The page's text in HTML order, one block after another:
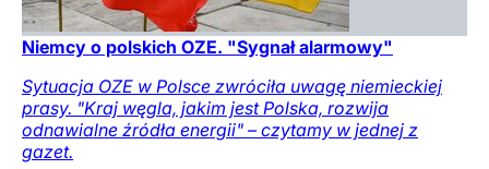
Niemcy o polskich OZE. "Sygnał alarmowy"
Sytuacja OZE w Polsce zwróciła uwagę niemieckiej
prasy. "Kraj węgla, jakim jest Polska, rozwija
odnawialne źródła energii" – czytamy w jednej z
gazet.